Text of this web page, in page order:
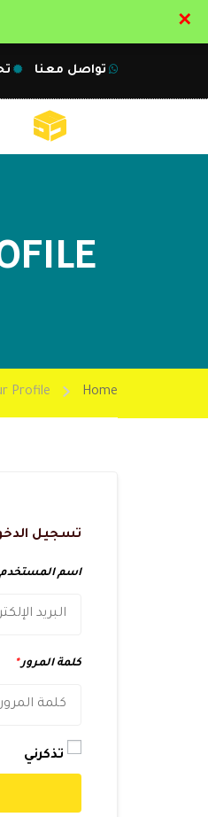
تواصل معنا
Home
Profile
تسجيل
اسم المستخدم
كلمة المرور*
تذكرني
✕